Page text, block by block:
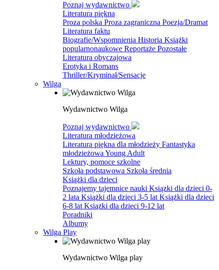
Poznaj wydawnictwo
Literatura piękna
Proza polska Proza zagraniczna Poezja/Dramat
Literatura faktu
Biografie/Wspomnienia Historia Książki
popularnonaukowe Reportaże Pozostałe
Literatura obyczajowa
Erotyka i Romans
Thriller/Kryminał/Sensacje
Wilga
Wydawnictwo Wilga
Poznaj wydawnictwo
Literatura młodzieżowa
Literatura piękna dla młodzieży Fantastyka
młodzieżowa Young Adult
Lektury, pomoce szkolne
Szkoła podstawowa Szkoła średnia
Książki dla dzieci
Poznajemy tajemnice nauki Ksiązki dla dzieci 0-
2 lata Książki dla dzieci 3-5 lat Książki dla dzieci
6-8 lat Ksiązki dla dzieci 9-12 lat
Poradniki
Albumy
Wilga Play
Wydawnictwo Wilga play